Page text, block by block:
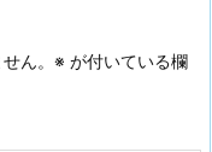
ん。 ※ が付いている欄